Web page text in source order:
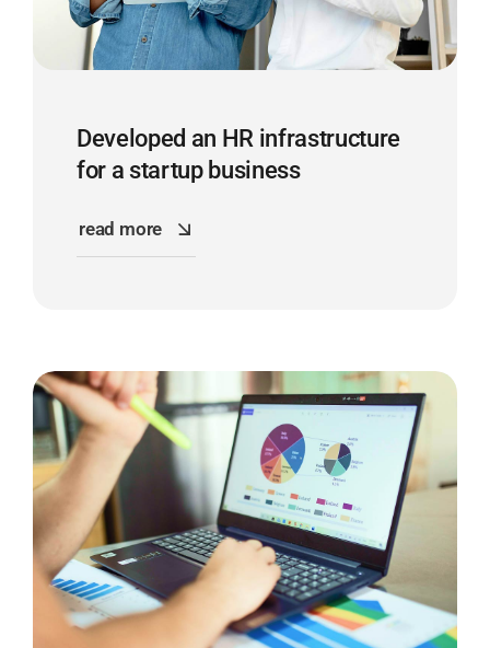
Developed an HR infrastructure
for a startup business
read more